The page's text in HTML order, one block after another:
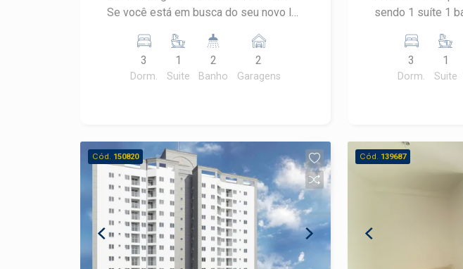
Se você está em busca do seu novo lar,
localizado no desejado bairro Água
Branca, em Piracicaba. Apartamento
completamente planejado. Ampla sala
closet com armários embutidos;
Banheiro social.
3
Dorm.
1
Suite
2
Banho
2
Garagens
sendo 1 suíte 1
planejada com
Lavanderia com
a gás Telas de
3
Dorm.
1
Suite
Cód. 150820 Cód. 139687